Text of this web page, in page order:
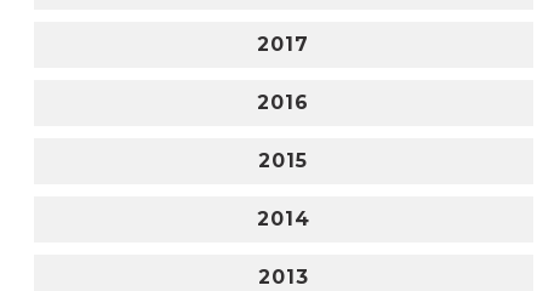
2017
2016
2015
2014
2013